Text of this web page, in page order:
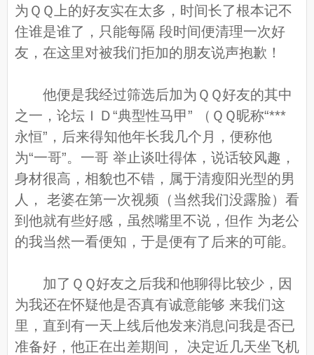
为ＱＱ上的好友实在太多，时间长了根本记不
住谁是谁了，只能每隔 段时间便清理一次好
友，在这里对被我们拒加的朋友说声抱歉！
他便是我经过筛选后加为ＱＱ好友的其中
之一，论坛ＩＤ“典型性马甲” （ＱＱ昵称“***
永恒”，后来得知他年长我几个月，便称他
为“一哥”。一哥 举止谈吐得体，说话较风趣，
身材很高，相貌也不错，属于清瘦阳光型的男
人， 老婆在第一次视频（当然我们没露脸）看
到他就有些好感，虽然嘴里不说，但作 为老公
的我当然一看便知，于是便有了后来的可能。
加了ＱＱ好友之后我和他聊得比较少，因
为我还在怀疑他是否真有诚意能够 来我们这
里，直到有一天上线后他发来消息问我是否已
准备好，他正在出差期间， 决定近几天坐飞机